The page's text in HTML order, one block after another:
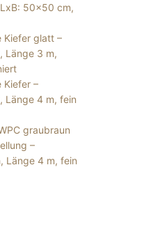
50×50 cm,
Kiefer glatt –
Länge 3 m,
Kiefer –
Länge 4 m, fein
graubraun
–
Länge 4 m, fein